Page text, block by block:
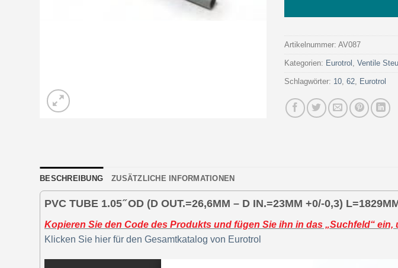
Artikelnummer:AV087
Kategorien: Eurotrol ,Ventile
Schlagwörter: 10 ,62 Eurotrol
BESCHREIBUNG ZUSÄTZLICHE INFORMATIONEN
PVC TUBE 1.05 ̋ OD (D OUT.=26,6MM – D IN.=23MM +0/-0,3)
Kopieren Sie den Code des Produkts und fügen Sie ihn in das „Suchfeld“
Klicken Sie hier für den Gesamtkatalog von Eurotrol